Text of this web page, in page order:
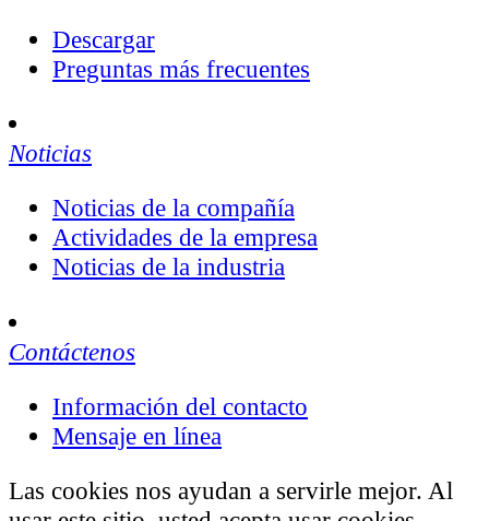
Descargar
Preguntas más frecuentes
Noticias
Noticias de la compañía
Actividades de la empresa
Noticias de la industria
Contáctenos
Información del contacto
Mensaje en línea
Las cookies nos ayudan a servirle mejor. Al